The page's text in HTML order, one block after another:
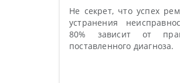
Не секрет, что успех
устранения
80% зависит от
поставленного диагноза.